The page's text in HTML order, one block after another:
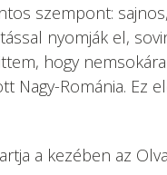
szempont:
nyomják el,
hogy
Románia. Ez
a kezében az